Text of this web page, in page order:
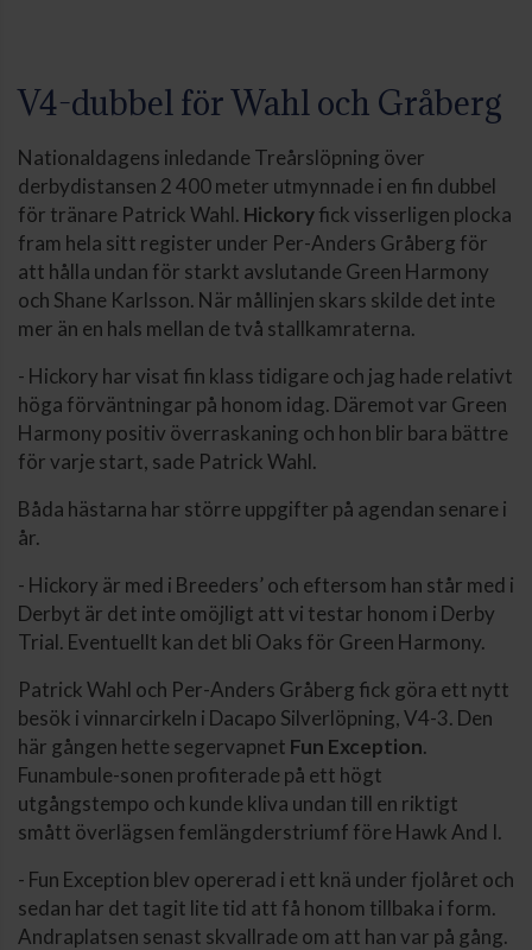
V4-dubbel för Wahl och Gråberg
Nationaldagens inledande Treårslöpning över
derbydistansen 2 400 meter utmynnade i en fin dubbel
för tränare Patrick Wahl. Hickoryfick visserligen plocka
fram hela sitt register under Per-Anders Gråberg för
att hålla undan för starkt avslutande Green Harmony
och Shane Karlsson. När mållinjen skars skilde det inte
mer än en hals mellan de två stallkamraterna.
- Hickory har visat fin klass tidigare och jag hade relativt
höga förväntningar på honom idag. Däremot var Green
Harmony positiv överraskaning och hon blir bara bättre
för varje start, sade Patrick Wahl.
Båda hästarna har större uppgifter på agendan senare i
år.
- Hickory är med i Breeders’ och eftersom han står med i
Derbyt är det inte omöjligt att vi testar honom i Derby
Trial. Eventuellt kan det bli Oaks för Green Harmony.
Patrick Wahl och Per-Anders Gråberg fick göra ett nytt
besök i vinnarcirkeln i Dacapo Silverlöpning, V4-3. Den
här gången hette segervapnet Fun Exception.
Funambule-sonen profiterade på ett högt
utgångstempo och kunde kliva undan till en riktigt
smått överlägsen femlängderstriumf före Hawk And I.
- Fun Exception blev opererad i ett knä under fjolåret och
sedan har det tagit lite tid att få honom tillbaka i form.
Andraplatsen senast skvallrade om att han var på gång.